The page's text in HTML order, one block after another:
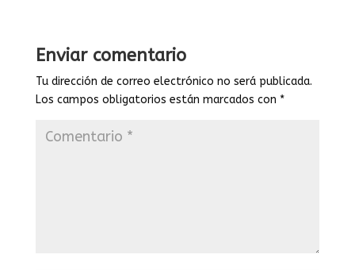
Enviar comentario
Tu dirección de correo electrónico no será publicada.
Los campos obligatorios están marcados con *